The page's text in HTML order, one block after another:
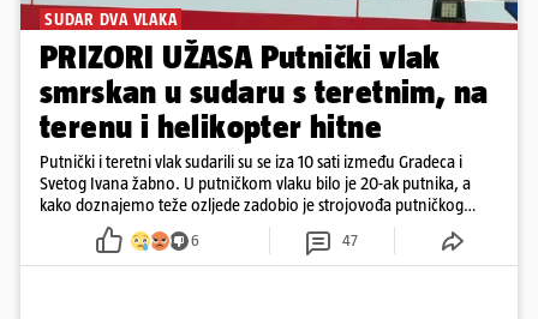
SUDAR DVA VLAKA
PRIZORI UŽASA Putnički vlak
smrskan u sudaru s teretnim, na
terenu i helikopter hitne
Putnički i teretni vlak sudarili su se iza 10 sati između Gradeca i
Svetog Ivana žabno. U putničkom vlaku bilo je 20-ak putnika, a
kako doznajemo teže ozljede zadobio je strojovođa putničkog
vlaka. Zatvoren je promet, a fotoreporteri Prigorskog objavili su
prve snimke s mjesta sudara
6 47